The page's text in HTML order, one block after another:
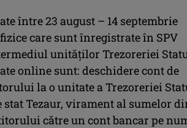
între 23 august – 14 septembrie
care sunt înregistrate în SPV
unităţilor Trezoreriei
online sunt: deschidere cont de
la o unitate a Trezoreriei
Tezaur, virament al sumelor
către un cont bancar pe